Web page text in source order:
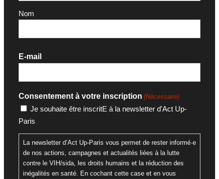
Nom
E-mail
Consentement à votre inscription (Nécessaire)
Je souhaite être inscritE à la newsletter d'Act Up-
Paris
La newsletter d’Act Up-Paris vous permet de rester informé·e
de nos actions, campagnes et actualités liées à la lutte
contre le VIH/sida, les droits humains et la réduction des
inégalités en santé. En cochant cette case et en vous